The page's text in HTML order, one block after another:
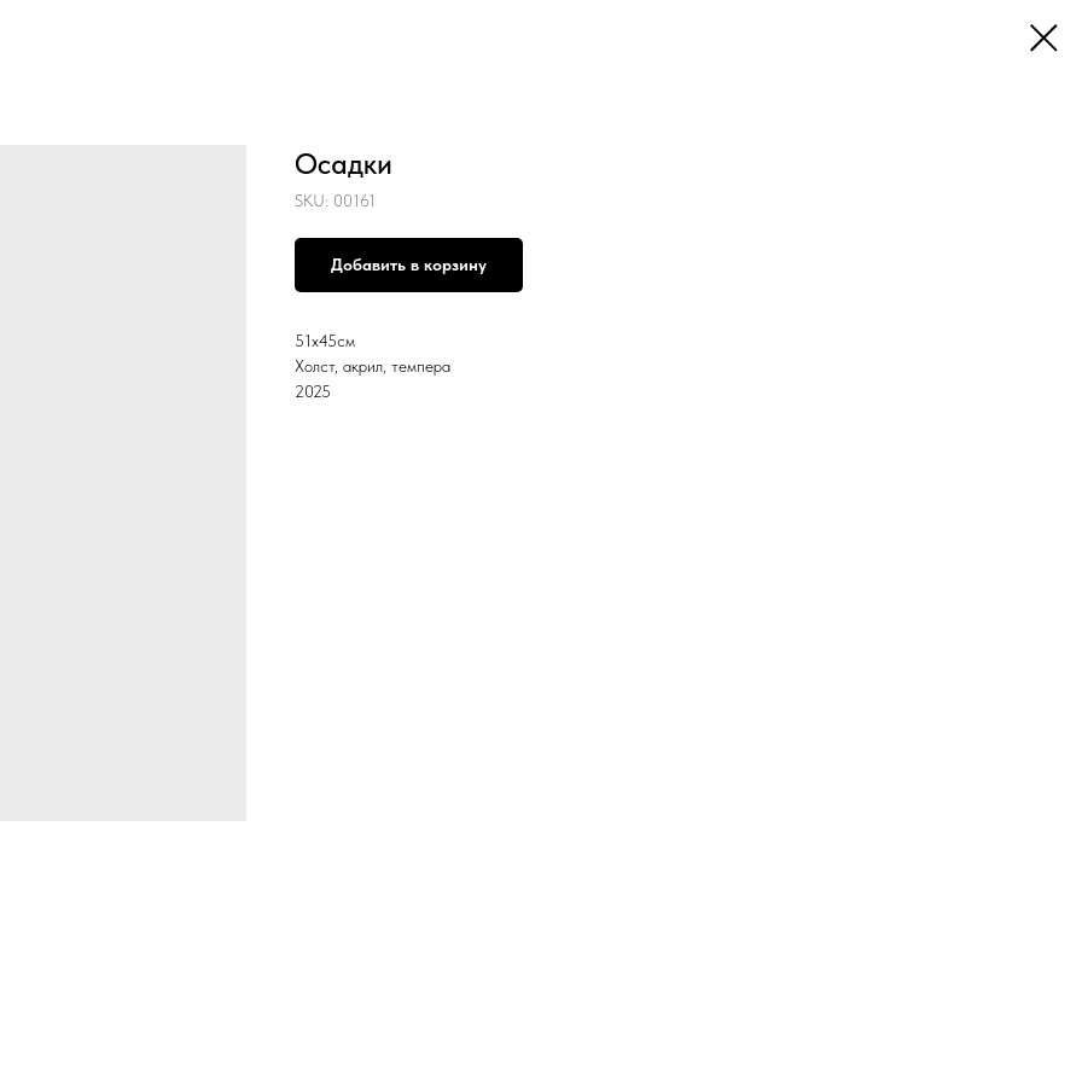
Осадки
SKU: 00161
Добавить в корзину
51х45см
Холст, акрил, темпера
2025